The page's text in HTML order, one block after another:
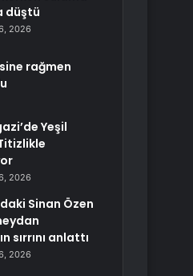
düştü
2026
rağmen
Yeşil
2026
Sinan Özen
sırrını anlattı
2026